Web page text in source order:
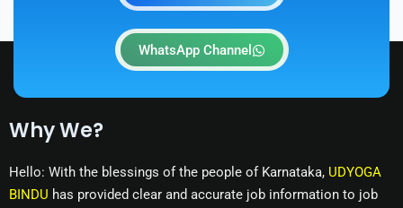
WhatsApp Channel
Why We?
Hello: With the blessings of the people of Karnataka, UDYOGA
BINDU has provided clear and accurate job information to job